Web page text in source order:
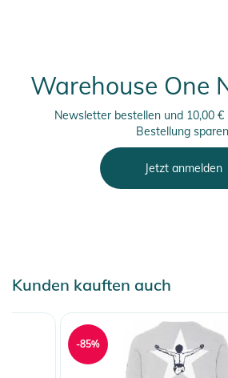
Warehouse One
Newsletter bestellen und 10,00 €
Bestellung
Jetzt anmelden
Kunden kauften auch
-85%